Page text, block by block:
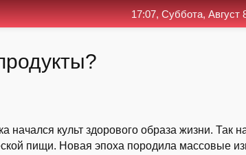
начался культ здорового образа жизни. Так
пищи. Новая эпоха породила массовые
17:07, Суббота, Август